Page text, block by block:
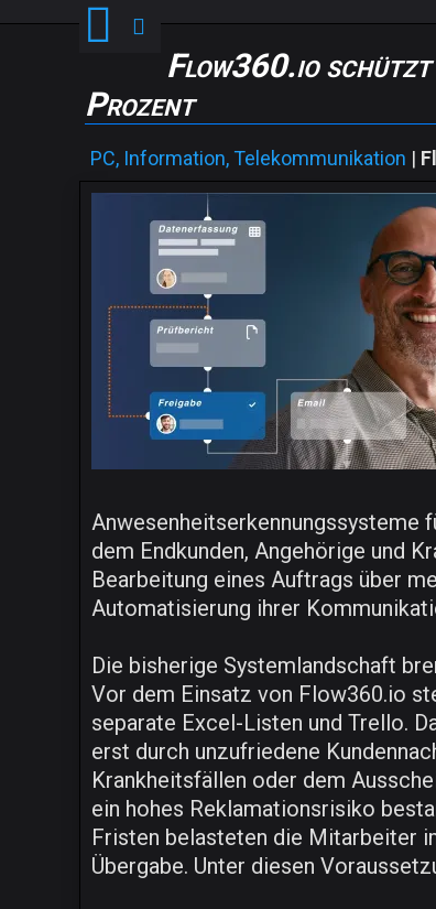
Flow360.io schützt
Prozent
PC, Information, Telekommunikation |
Anwesenheitserkennungssysteme
dem Endkunden, Angehörige und
Bearbeitung eines Auftrags über
Automatisierung ihrer
Die bisherige Systemlandschaft
Vor dem Einsatz von Flow360.io
separate Excel-Listen und Trello.
erst durch unzufriedene
Krankheitsfällen oder dem
ein hohes Reklamationsrisiko
Fristen belasteten die Mitarbeiter
Übergabe. Unter diesen